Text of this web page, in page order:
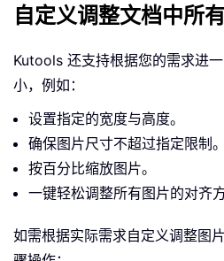
自定义调整文档中所
Kutools 还支持根据您的需求进
小，例如：
设置指定的宽度与高度。
确保图片尺寸不超过指定限制。
按百分比缩放图片。
一键轻松调整所有图片的对齐方
如需根据实际需求自定义调整图